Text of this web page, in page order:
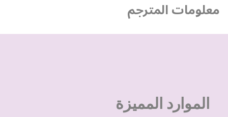
معلومات المترجم
الموارد المميزة